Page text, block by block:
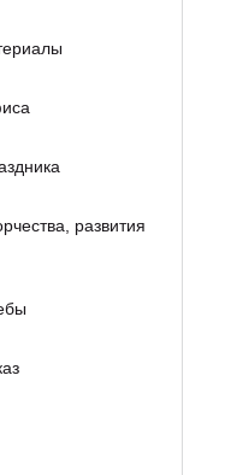
развития